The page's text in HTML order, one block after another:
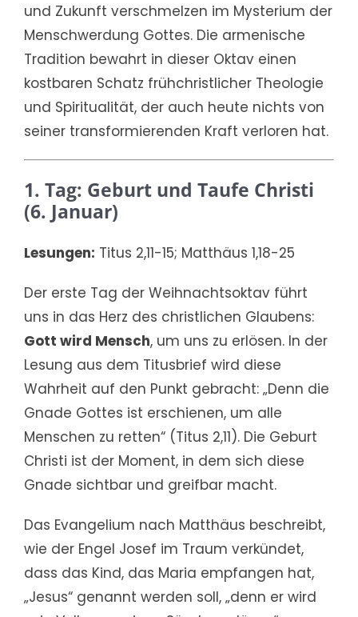
und Zukunft verschmelzen im Mysterium der
Menschwerdung Gottes. Die armenische
Tradition bewahrt in dieser Oktav einen
kostbaren Schatz frühchristlicher Theologie
und Spiritualität, der auch heute nichts von
seiner transformierenden Kraft verloren hat.
1. Tag: Geburt und Taufe Christi
(6. Januar)
Lesungen: Titus 2,11-15; Matthäus 1,18-25
Der erste Tag der Weihnachtsoktav führt
uns in das Herz des christlichen Glaubens:
Gott wird Mensch, um uns zu erlösen. In der
Lesung aus dem Titusbrief wird diese
Wahrheit auf den Punkt gebracht: „Denn die
Gnade Gottes ist erschienen, um alle
Menschen zu retten“ (Titus 2,11). Die Geburt
Christi ist der Moment, in dem sich diese
Gnade sichtbar und greifbar macht.
Das Evangelium nach Matthäus beschreibt,
wie der Engel Josef im Traum verkündet,
dass das Kind, das Maria empfangen hat,
„Jesus“ genannt werden soll, „denn er wird